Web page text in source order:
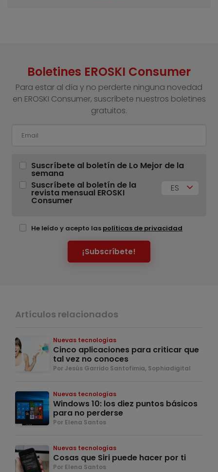
Boletines EROSKI Consumer
Para estar al día y no perderte ninguna novedad
en EROSKI Consumer, suscríbete nuestros boletines
gratuitos.
Suscríbete al boletín de Lo Mejor de la
semana
Suscríbete al boletín de la
revista mensual EROSKI
Consumer
ES
He leído y acepto las políticas de privacidad
¡Subscríbete!
Artículos relacionados
Nuevas tecnologías
Cinco aplicaciones para criticar que
tal vez no conoces
Por Jesús Garrido Santofimia, Sophiadigital
Nuevas tecnologías
Windows 10: los diez puntos básicos
para no perderse
Por Elena Santos
Nuevas tecnologías
Cosas que Siri puede hacer por ti
Por Elena Santos